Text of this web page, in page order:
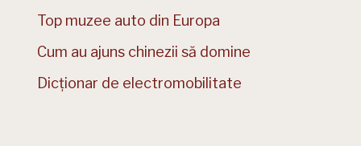
Top muzee auto din Europa
Cum au ajuns chinezii să domine
Dicționar de electromobilitate